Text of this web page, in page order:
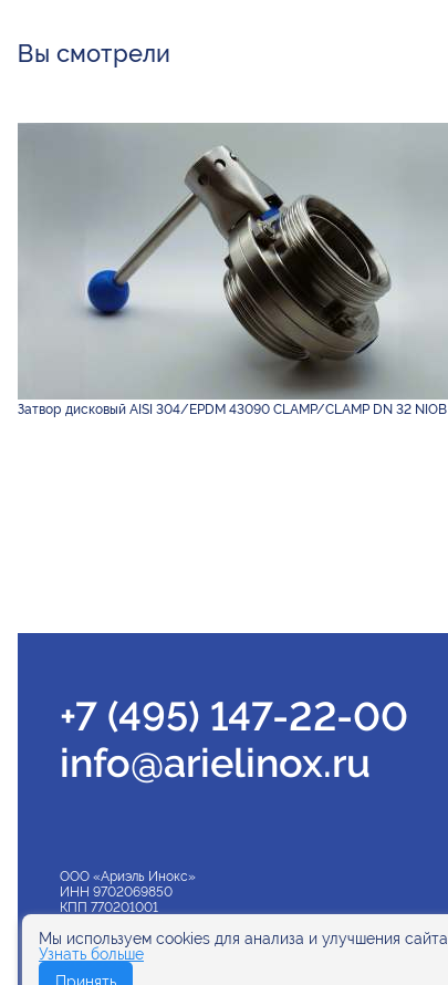
Вы смотрели
Затвор дисковый AISI 304/EPDM 43090 CLAMP/CLAMP DN 32 NIOB
+7 (495) 147-22-00
info@arielinox.ru
ООО «Ариэль Инокс»
ИНН 9702069850
КПП 770201001
© ООО «Ариэль Инокс» 2024
Мы используем cookies для анализа и улучшения сайта.
Узнать больше